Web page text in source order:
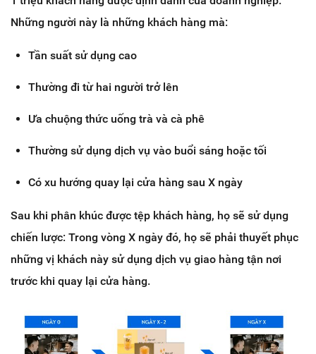
Những người này là những khách hàng mà:
Tần suất sử dụng cao
Thường đi từ hai người trở lên
Ưa chuộng thức uống trà và cà phê
Thường sử dụng dịch vụ vào buổi sáng hoặc tối
Có xu hướng quay lại cửa hàng sau X ngày
Sau khi phân khúc được tệp khách hàng, họ sẽ sử dụng
chiến lược: Trong vòng X ngày đó, họ sẽ phải thuyết phục
những vị khách này sử dụng dịch vụ giao hàng tận nơi
trước khi quay lại cửa hàng.